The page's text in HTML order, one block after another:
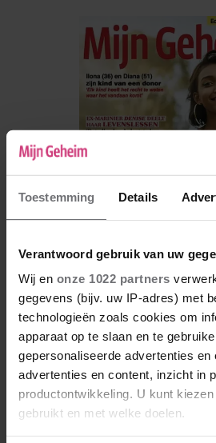
Toestemming Details
Verantwoord gebruik van uw
Wij en onze 1022 partners
gegevens (bijv. uw IP-adres) met
technologieën zoals cookies om
apparaat op te slaan en te
gepersonaliseerde advertenties en
advertenties en content, inzicht in
productontwikkeling. U kunt
gebruikt en met welke doelen.
De nieuwe Mijn Geheim ligt
Digitaal
Los kopen